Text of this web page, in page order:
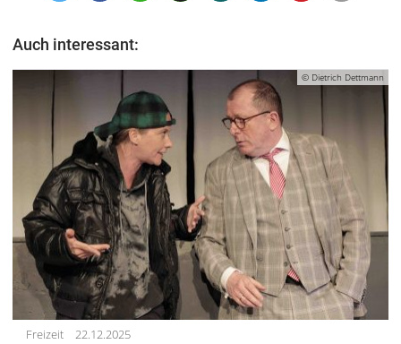
Auch interessant:
© Dietrich Dettmann
Freizeit 22.12.2025